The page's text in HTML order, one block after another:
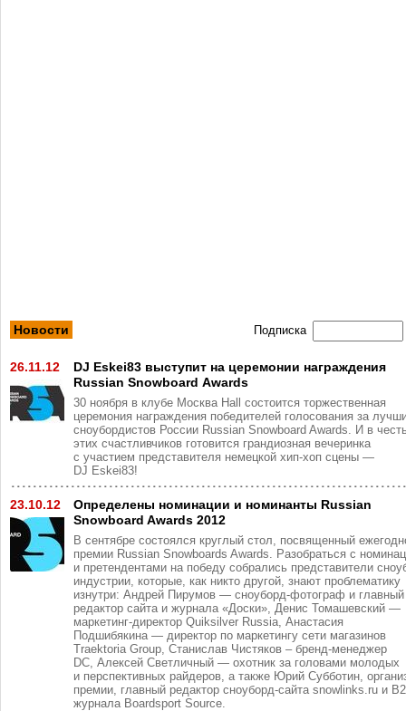
Новости Подписка
26.11.12
DJ Eskei83 выступит на церемонии награждения
Russian Snowboard Awards
30 ноября в клубе Москва Hall состоится торжественная
церемония награждения победителей голосования за
сноубордистов России Russian Snowboard Awards. И в
этих счастливчиков готовится грандиозная вечеринка
с участием представителя немецкой хип-хоп сцены —
DJ Eskei83!
23.10.12
Определены номинации и номинанты Russian
Snowboard Awards 2012
В сентябре состоялся круглый стол, посвященный
премии Russian Snowboards Awards. Разобраться с
и претендентами на победу собрались представители
индустрии, которые, как никто другой, знают проблематику
изнутри: Андрей Пирумов — сноуборд-фотограф и главный
редактор сайта и журнала «Доски», Денис Томашевский —
маркетинг-директор Quiksilver Russia, Анастасия
Подшибякина — директор по маркетингу сети магазинов
Traektoria Group, Станислав Чистяков – бренд-менеджер
DC, Алексей Светличный — охотник за головами молодых
и перспективных райдеров, а также Юрий Субботин,
премии, главный редактор сноуборд-сайта snowlinks.ru и
журнала Boardsport Source.